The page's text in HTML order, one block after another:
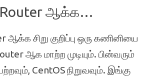
ஆக்க…
சிறு குறிப்பு ஒரு கணினியை
ஆக மாற்ற முடியும். பின்வரும்
CentOS நிறுவவும். இங்கு